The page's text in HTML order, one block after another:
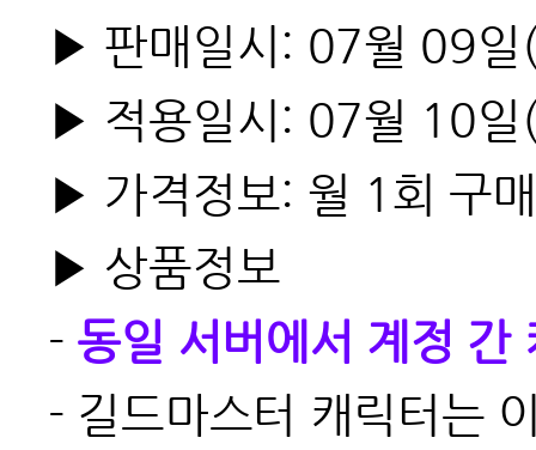
▶ 판매일시: 07월 09
▶ 적용일시: 07월 10일
▶ 가격정보: 월 1회 구
▶ 상품정보
- 동일 서버에서 계정 간
- 길드마스터 캐릭터는